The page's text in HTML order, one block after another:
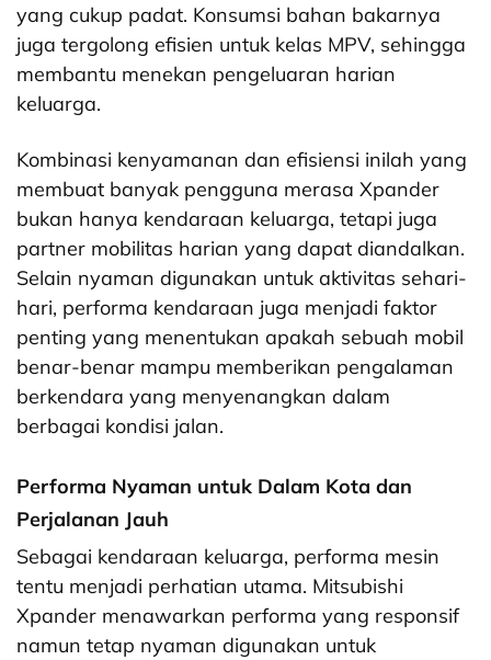
yang cukup padat. Konsumsi bahan bakarnya
juga tergolong efisien untuk kelas MPV, sehingga
membantu menekan pengeluaran harian
keluarga.
Kombinasi kenyamanan dan efisiensi inilah yang
membuat banyak pengguna merasa Xpander
bukan hanya kendaraan keluarga, tetapi juga
partner mobilitas harian yang dapat diandalkan.
Selain nyaman digunakan untuk aktivitas sehari-
hari, performa kendaraan juga menjadi faktor
penting yang menentukan apakah sebuah mobil
benar-benar mampu memberikan pengalaman
berkendara yang menyenangkan dalam
berbagai kondisi jalan.
Performa Nyaman untuk Dalam Kota dan
Perjalanan Jauh
Sebagai kendaraan keluarga, performa mesin
tentu menjadi perhatian utama. Mitsubishi
Xpander menawarkan performa yang responsif
namun tetap nyaman digunakan untuk